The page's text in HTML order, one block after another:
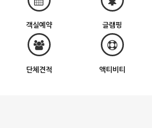
객실예약 글램핑
단체견적 액티비티